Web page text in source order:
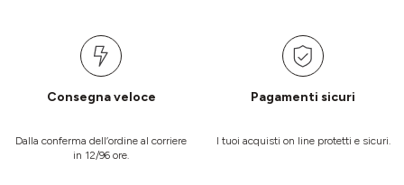
Consegna veloce
Dalla conferma dell’ordine al corriere
in 12/96 ore.
Pagamenti sicuri
I tuoi acquisti on line protetti e sicuri.